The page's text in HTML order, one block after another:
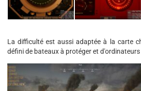
La difficulté est aussi adaptée à la carte
défini de bateaux à protéger et